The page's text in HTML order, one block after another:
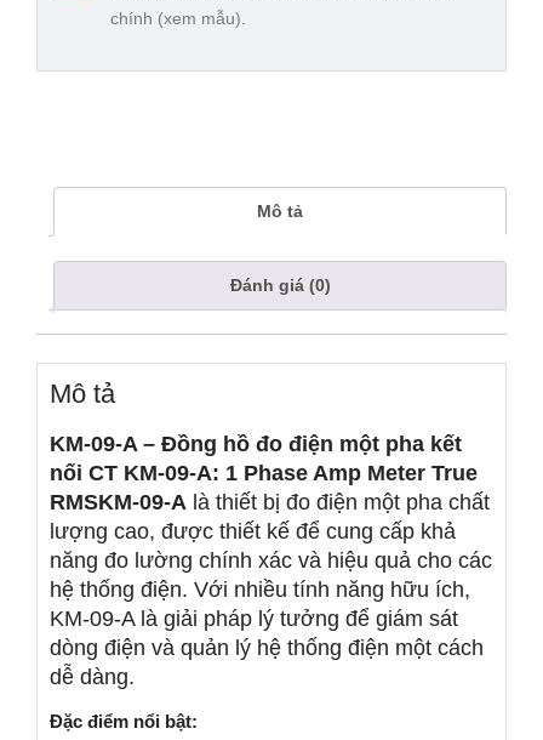
chính (xem mẫu).
Mô tả
Đánh giá (0)
Mô tả
KM-09-A – Đồng hồ đo điện một pha kết
nối CT KM-09-A: 1 Phase Amp Meter True
RMSKM-09-A là thiết bị đo điện một pha chất
lượng cao, được thiết kế để cung cấp khả
năng đo lường chính xác và hiệu quả cho các
hệ thống điện. Với nhiều tính năng hữu ích,
KM-09-A là giải pháp lý tưởng để giám sát
dòng điện và quản lý hệ thống điện một cách
dễ dàng.
Đặc điểm nổi bật: